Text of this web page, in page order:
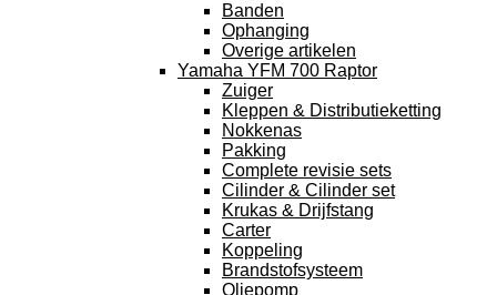
Banden
Ophanging
Overige artikelen
Yamaha YFM 700 Raptor
Zuiger
Kleppen & Distributieketting
Nokkenas
Pakking
Complete revisie sets
Cilinder & Cilinder set
Krukas & Drijfstang
Carter
Koppeling
Brandstofsysteem
Oliepomp